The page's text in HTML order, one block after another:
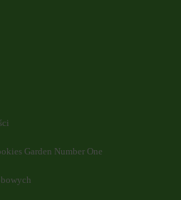
Garden Number One